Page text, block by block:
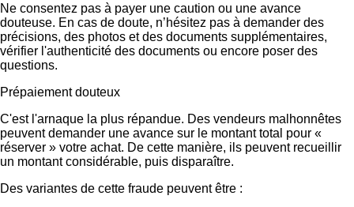
Ne consentez pas à payer une caution ou une avance
douteuse. En cas de doute, n’hésitez pas à demander des
précisions, des photos et des documents supplémentaires,
vérifier l'authenticité des documents ou encore poser des
questions.
Prépaiement douteux
C'est l'arnaque la plus répandue. Des vendeurs malhonnêtes
peuvent demander une avance sur le montant total pour «
réserver » votre achat. De cette manière, ils peuvent recueillir
un montant considérable, puis disparaître.
Des variantes de cette fraude peuvent être :